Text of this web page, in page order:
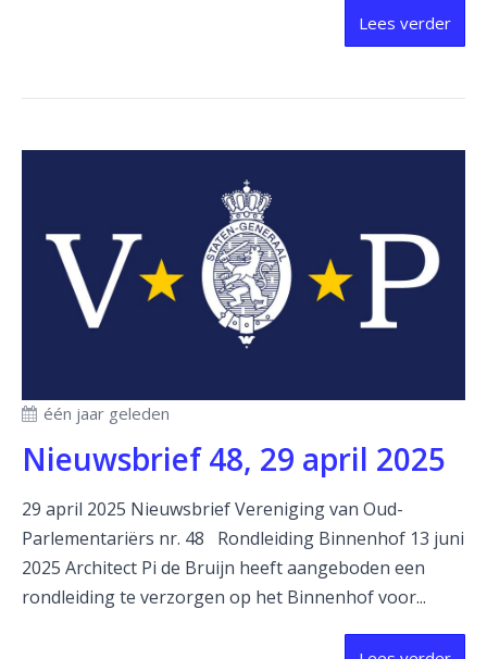
Lees verder
één jaar geleden
Nieuwsbrief 48, 29 april 2025
29 april 2025 Nieuwsbrief Vereniging van Oud-
Parlementariërs nr. 48 Rondleiding Binnenhof 13 juni
2025 Architect Pi de Bruijn heeft aangeboden een
rondleiding te verzorgen op het Binnenhof voor...